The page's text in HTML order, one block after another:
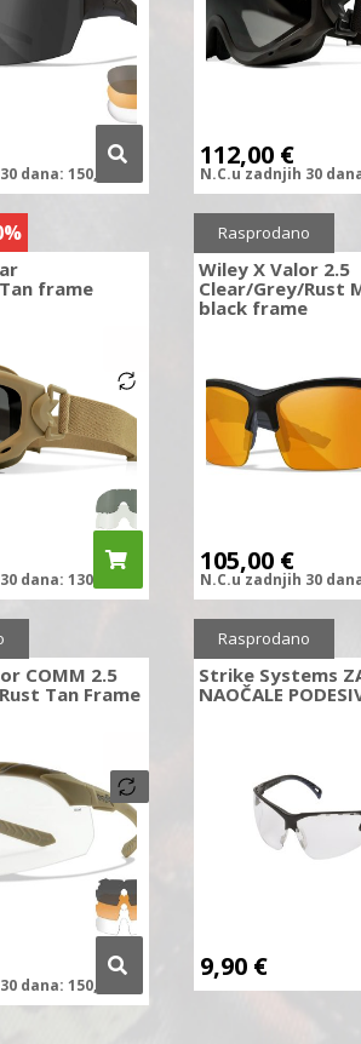
30 dana: 150,00
112,00 €
N.C.u zadnjih 30
frame
30 dana: 130,00
Sniženo 30%
Wiley X Valor 2.5
Clear/Grey/Rust
black frame
105,00 €
N.C.u zadnjih 30
Rasprodano
COMM 2.5
Tan Frame
30 dana: 150,00
Strike Systems
NAOČALE
9,90 €
Rasprodano